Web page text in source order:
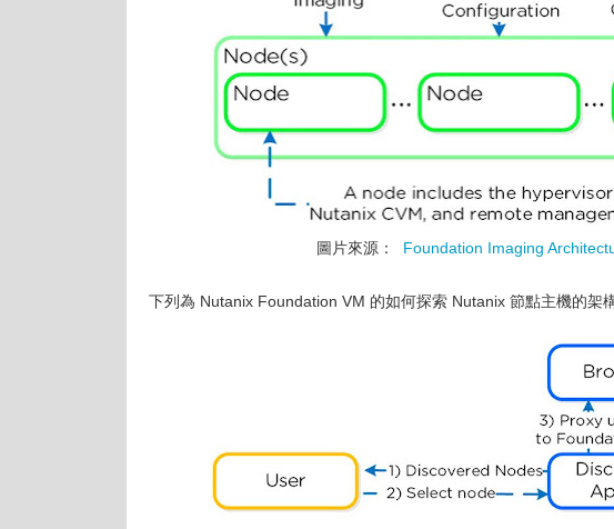
圖片來源： Foundation Imaging
下列為 Nutanix Foundation VM 的如何探索 Nutanix 節點主機的架